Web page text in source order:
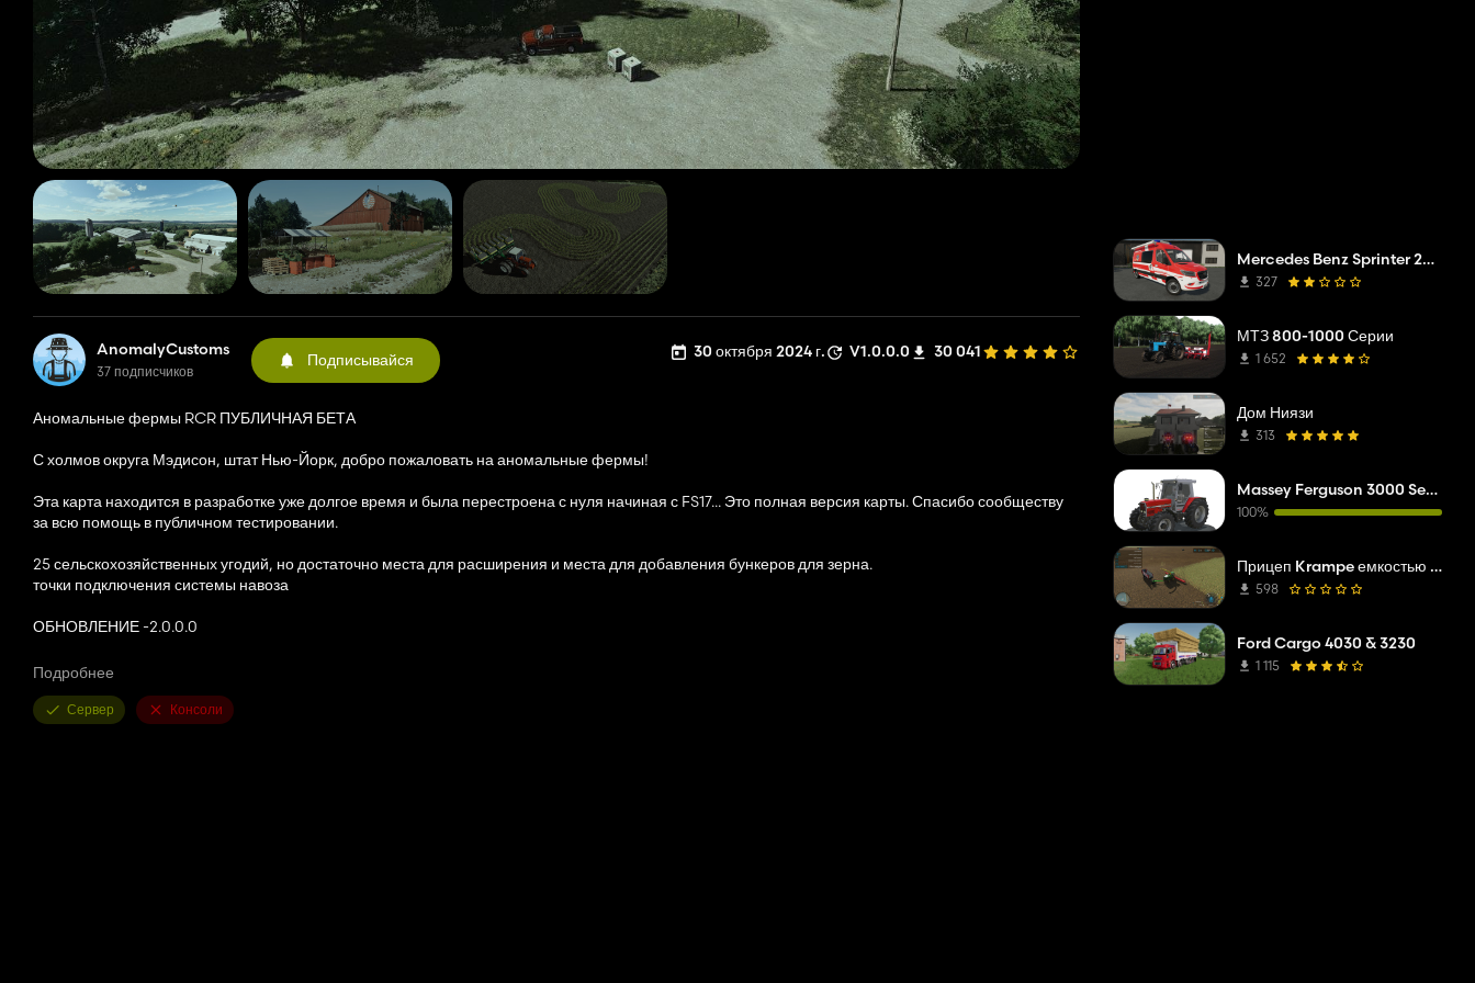
AnomalyCustoms
37 подписчиков
Подписывайся 30 октября 2024 г. V1.0.0.0 30 041
Аномальные фермы RCR ПУБЛИЧНАЯ БЕТА
С холмов округа Мэдисон, штат Нью-Йорк, добро пожаловать на аномальные фермы!
Эта карта находится в разработке уже долгое время и была перестроена с нуля начиная с FS17... Это полная версия карты. Спасибо сообществу
за всю помощь в публичном тестировании.
25 сельскохозяйственных угодий, но достаточно места для расширения и места для добавления бункеров для зерна.
точки подключения системы навоза
ОБНОВЛЕНИЕ -2.0.0.0
Исправлены коллизии в точках покупки жидких удобрений и гербицидов.
Исправлены коллизии в пункте покупки топлива.
Подробнее
Сервер Консоли
Mercedes Benz Sprinter 2019 ELW
327
МТЗ 800-1000 Серии
1 652
Дом Ниязи
313
Massey Ferguson 3000 Series
100%
Прицеп Krampe емкостью 100 миллионов литров
598
Ford Cargo 4030 & 3230
1 115